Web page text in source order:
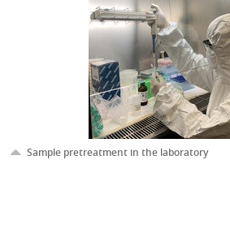
Sample pretreatment in the laboratory